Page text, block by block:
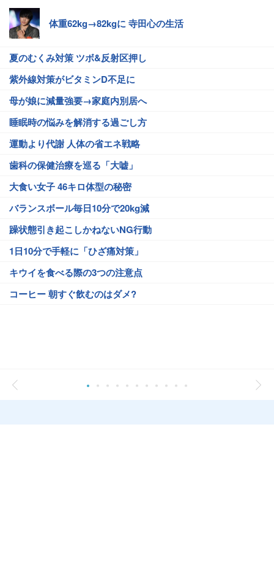
体重62kg→82kgに 寺田心の生活
夏のむくみ対策 ツボ&反射区押し
紫外線対策がビタミンD不足に
母が娘に減量強要→家庭内別居へ
睡眠時の悩みを解消する過ごし方
運動より代謝 人体の省エネ戦略
歯科の保健治療を巡る「大嘘」
大食い女子 46キロ体型の秘密
バランスボール毎日10分で20kg減
躁状態引き起こしかねないNG行動
1日10分で手軽に「ひざ痛対策」
キウイを食べる際の3つの注意点
コーヒー 朝すぐ飲むのはダメ?